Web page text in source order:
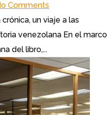
Comments
un viaje a las
venezolana En el marco
del libro,...